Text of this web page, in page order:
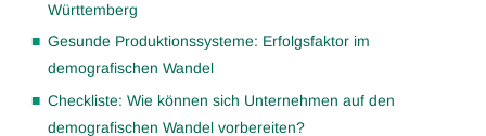
Württemberg
Gesunde Produktionssysteme: Erfolgsfaktor im
demografischen Wandel
Checkliste: Wie können sich Unternehmen auf den
demografischen Wandel vorbereiten?